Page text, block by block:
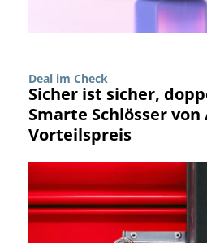
Deal im Check
Sicher ist sicher,
Smarte Schlösser von
Vorteilspreis